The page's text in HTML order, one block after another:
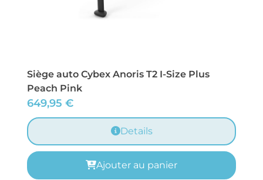
Siège auto Cybex Anoris T2 I-Size Plus
Peach Pink
649,95 €
Details
Ajouter au panier